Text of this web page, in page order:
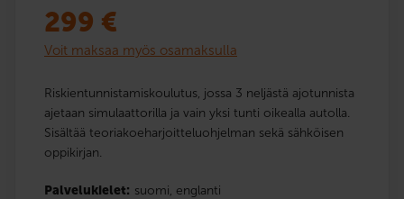
299 €
Voit maksaa myös osamaksulla
Riskientunnistamiskoulutus, jossa 3 neljästä ajotunnista
ajetaan simulaattorilla ja vain yksi tunti oikealla autolla.
Sisältää teoriakoeharjoitteluohjelman sekä sähköisen
oppikirjan.
Palvelukielet: suomi, englanti